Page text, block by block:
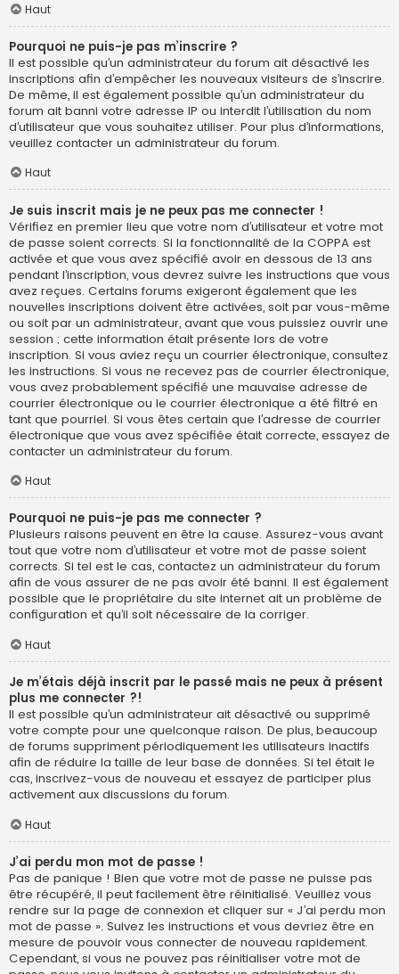
Haut
Pourquoi ne puis-je pas m’inscrire ?
Il est possible qu’un administrateur du forum ait désactivé les
inscriptions afin d’empêcher les nouveaux visiteurs de s’inscrire.
De même, il est également possible qu’un administrateur du
forum ait banni votre adresse IP ou interdit l’utilisation du nom
d’utilisateur que vous souhaitez utiliser. Pour plus d’informations,
veuillez contacter un administrateur du forum.
Haut
Je suis inscrit mais je ne peux pas me connecter !
Vérifiez en premier lieu que votre nom d’utilisateur et votre mot
de passe soient corrects. Si la fonctionnalité de la COPPA est
activée et que vous avez spécifié avoir en dessous de 13 ans
pendant l’inscription, vous devrez suivre les instructions que vous
avez reçues. Certains forums exigeront également que les
nouvelles inscriptions doivent être activées, soit par vous-même
ou soit par un administrateur, avant que vous puissiez ouvrir une
session ; cette information était présente lors de votre
inscription. Si vous aviez reçu un courrier électronique, consultez
les instructions. Si vous ne recevez pas de courrier électronique,
vous avez probablement spécifié une mauvaise adresse de
courrier électronique ou le courrier électronique a été filtré en
tant que pourriel. Si vous êtes certain que l’adresse de courrier
électronique que vous avez spécifiée était correcte, essayez de
contacter un administrateur du forum.
Haut
Pourquoi ne puis-je pas me connecter ?
Plusieurs raisons peuvent en être la cause. Assurez-vous avant
tout que votre nom d’utilisateur et votre mot de passe soient
corrects. Si tel est le cas, contactez un administrateur du forum
afin de vous assurer de ne pas avoir été banni. Il est également
possible que le propriétaire du site internet ait un problème de
configuration et qu’il soit nécessaire de la corriger.
Haut
Je m’étais déjà inscrit par le passé mais ne peux à présent
plus me connecter ?!
Il est possible qu’un administrateur ait désactivé ou supprimé
votre compte pour une quelconque raison. De plus, beaucoup
de forums suppriment périodiquement les utilisateurs inactifs
afin de réduire la taille de leur base de données. Si tel était le
cas, inscrivez-vous de nouveau et essayez de participer plus
activement aux discussions du forum.
Haut
J’ai perdu mon mot de passe !
Pas de panique ! Bien que votre mot de passe ne puisse pas
être récupéré, il peut facilement être réinitialisé. Veuillez vous
rendre sur la page de connexion et cliquer sur « J’ai perdu mon
mot de passe ». Suivez les instructions et vous devriez être en
mesure de pouvoir vous connecter de nouveau rapidement.
Cependant, si vous ne pouvez pas réinitialiser votre mot de